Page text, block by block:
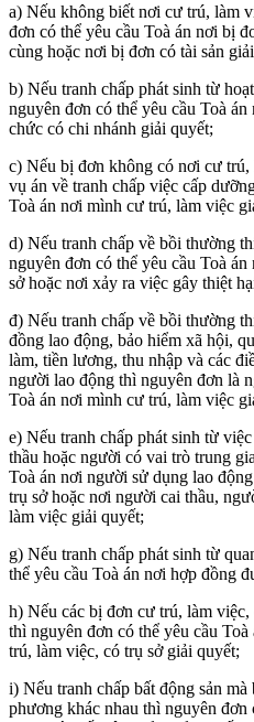
a) Nếu không biết nơi cư trú, làm
đơn có thể yêu cầu Toà án nơi bị
cùng hoặc nơi bị đơn có tài sản
b) Nếu tranh chấp phát sinh từ
nguyên đơn có thể yêu cầu Toà
chức có chi nhánh giải quyết;
c) Nếu bị đơn không có nơi cư
vụ án về tranh chấp việc cấp
Toà án nơi mình cư trú, làm việc
d) Nếu tranh chấp về bồi thường
nguyên đơn có thể yêu cầu Toà
sở hoặc nơi xảy ra việc gây thiệt
đ) Nếu tranh chấp về bồi thường
đồng lao động, bảo hiểm xã hội,
làm, tiền lương, thu nhập và các
người lao động thì nguyên đơn là
Toà án nơi mình cư trú, làm việc
e) Nếu tranh chấp phát sinh từ
thầu hoặc người có vai trò trung
Toà án nơi người sử dụng lao
trụ sở hoặc nơi người cai thầu,
làm việc giải quyết;
g) Nếu tranh chấp phát sinh từ
thể yêu cầu Toà án nơi hợp đồng
h) Nếu các bị đơn cư trú, làm
thì nguyên đơn có thể yêu cầu
trú, làm việc, có trụ sở giải quyết;
i) Nếu tranh chấp bất động sản
phương khác nhau thì nguyên đơn